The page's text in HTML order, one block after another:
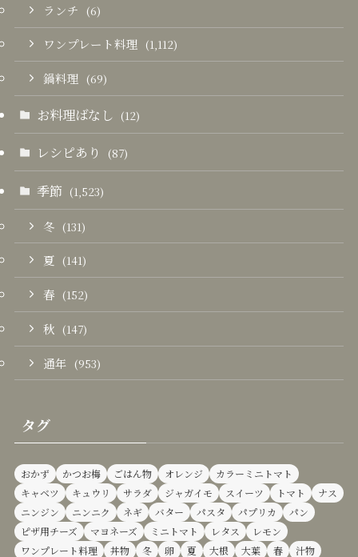
ランチ (6)
ワンプレート料理 (1,112)
鍋料理 (69)
お料理ばなし (12)
レシピあり (87)
季節 (1,523)
冬 (131)
夏 (141)
春 (152)
秋 (147)
通年 (953)
タグ
おかず かつお梅 ごはん物 オレンジ
カラーミニトマト
キャベツ
キュウリ サラダ ジャガイモ スイーツ トマト
ナス
ニンジン
ニンニク ネギ バター パスタ パプリカ
パン
ピザ用チーズ
マヨネーズ ミニトマト レタス
レモン
ワンプレート料理
丼物 冬 卵 夏 大根 大葉 春 汁物